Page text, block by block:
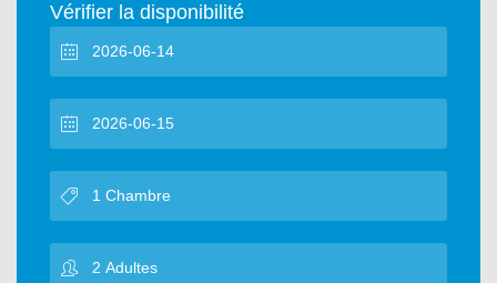
Vérifier la disponibilité